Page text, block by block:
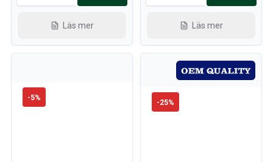
Läs mer Läs mer
-5%
-25%